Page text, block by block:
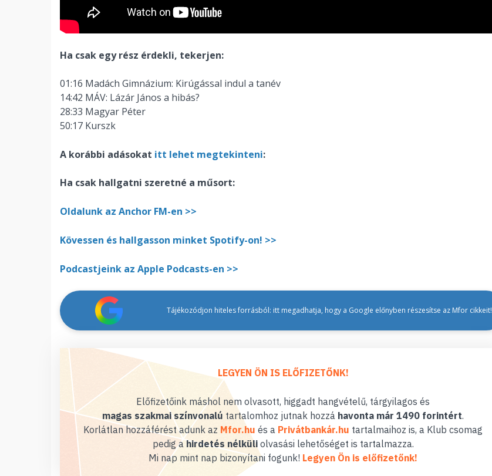
Ha csak egy rész érdekli, tekerjen:
01:16 Madách Gimnázium: Kirúgással indul a tanév
14:42 MÁV: Lázár János a hibás?
28:33 Magyar Péter
50:17 Kurszk
A korábbi adásokat itt lehet megtekinteni:
Ha csak hallgatni szeretné a műsort:
Oldalunk az Anchor FM-en >>
Kövessen és hallgasson minket Spotify-on! >>
Podcastjeink az Apple Podcasts-en >>
Tájékozódjon hiteles forrásból: itt megadhatja, hogy a Google előnyben részesítse az Mfor cikkeit!
LEGYEN ÖN IS ELŐFIZETŐNK!
Előfizetőink máshol nem olvasott, higgadt hangvételű, tárgyilagos és
magas szakmai színvonalú tartalomhoz jutnak hozzá havonta már 1490 forintért.
Korlátlan hozzáférést adunk az Mfor.hu és a Privátbankár.hu tartalmaihoz is, a Klub csomag
pedig ahirdetés nélküliolvasási lehetőséget is tartalmazza.
Mi nap mint nap bizonyítani fogunk! Legyen Ön is előfizetőnk!